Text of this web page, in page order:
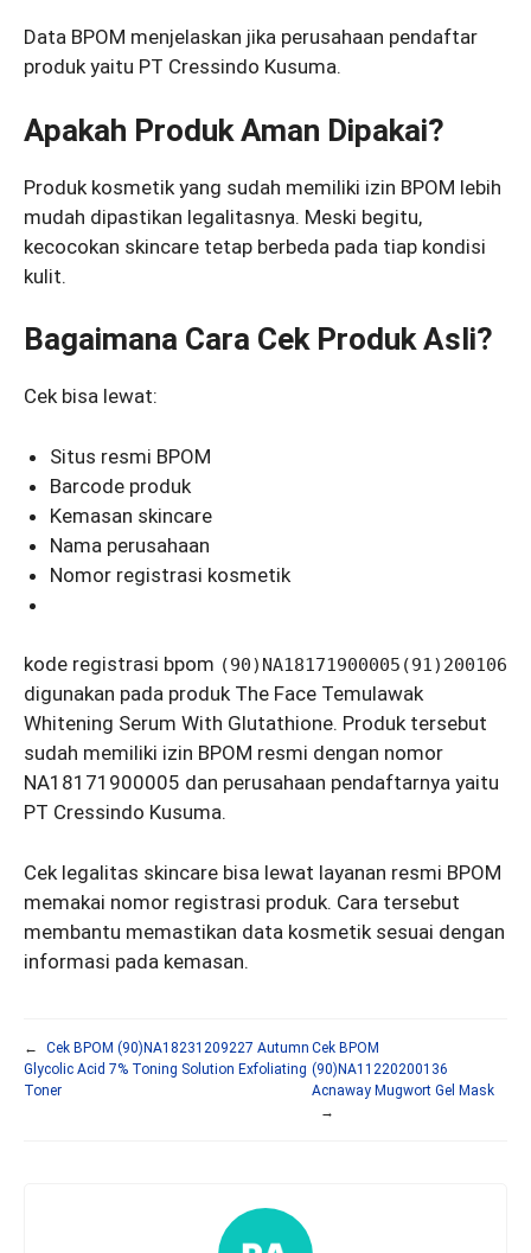
Data BPOM menjelaskan jika perusahaan pendaftar
produk yaitu PT Cressindo Kusuma.
Apakah Produk Aman Dipakai?
Produk kosmetik yang sudah memiliki izin BPOM lebih
mudah dipastikan legalitasnya. Meski begitu,
kecocokan skincare tetap berbeda pada tiap kondisi
kulit.
Bagaimana Cara Cek Produk Asli?
Cek bisa lewat:
Situs resmi BPOM
Barcode produk
Kemasan skincare
Nama perusahaan
Nomor registrasi kosmetik
kode registrasi bpom (90)NA18171900005(91)200106
digunakan pada produk The Face Temulawak
Whitening Serum With Glutathione. Produk tersebut
sudah memiliki izin BPOM resmi dengan nomor
NA18171900005 dan perusahaan pendaftarnya yaitu
PT Cressindo Kusuma.
Cek legalitas skincare bisa lewat layanan resmi BPOM
memakai nomor registrasi produk. Cara tersebut
membantu memastikan data kosmetik sesuai dengan
informasi pada kemasan.
←
Cek BPOM (90)NA18231209227 Autumn
Glycolic Acid 7% Toning Solution Exfoliating
Toner
Cek BPOM
(90)NA11220200136
Acnaway Mugwort Gel Mask
→